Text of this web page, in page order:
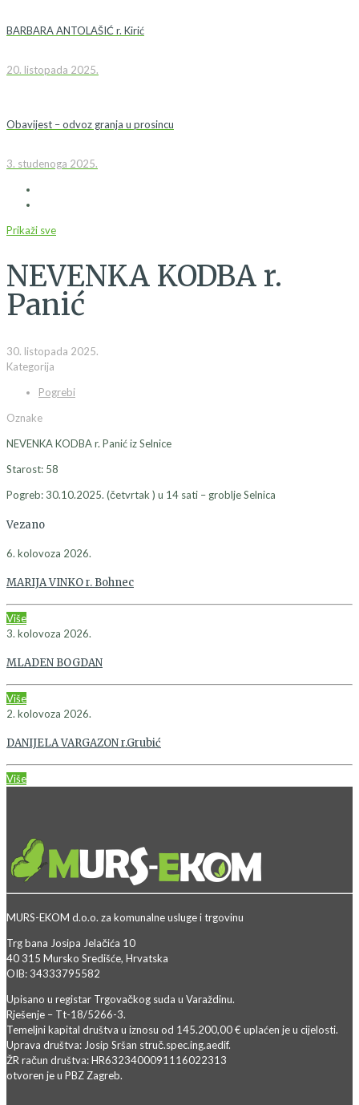
BARBARA ANTOLAŠIĆ r. Kirić
20. listopada 2025.
Obavijest – odvoz granja u prosincu
3. studenoga 2025.
Prikaži sve
NEVENKA KODBA r.
Panić
30. listopada 2025.
Kategorija
Pogrebi
Oznake
NEVENKA KODBA r. Panić iz Selnice
Starost: 58
Pogreb: 30.10.2025. (četvrtak ) u 14 sati – groblje Selnica
Vezano
6. kolovoza 2026.
MARIJA VINKO r. Bohnec
Više
3. kolovoza 2026.
MLADEN BOGDAN
Više
2. kolovoza 2026.
DANIJELA VARGAZON r.Grubić
Više
MURS-EKOM d.o.o. za komunalne usluge i trgovinu
Trg bana Josipa Jelačića 10
40 315 Mursko Središće, Hrvatska
OIB: 34333795582
Upisano u registar Trgovačkog suda u Varaždinu.
Rješenje – Tt-18/5266-3.
Temeljni kapital društva u iznosu od 145.200,00 € uplaćen je u cijelosti.
Uprava društva: Josip Sršan struč.spec.ing.aedif.
ŽR račun društva: HR6323400091116022313
otvoren je u PBZ Zagreb.